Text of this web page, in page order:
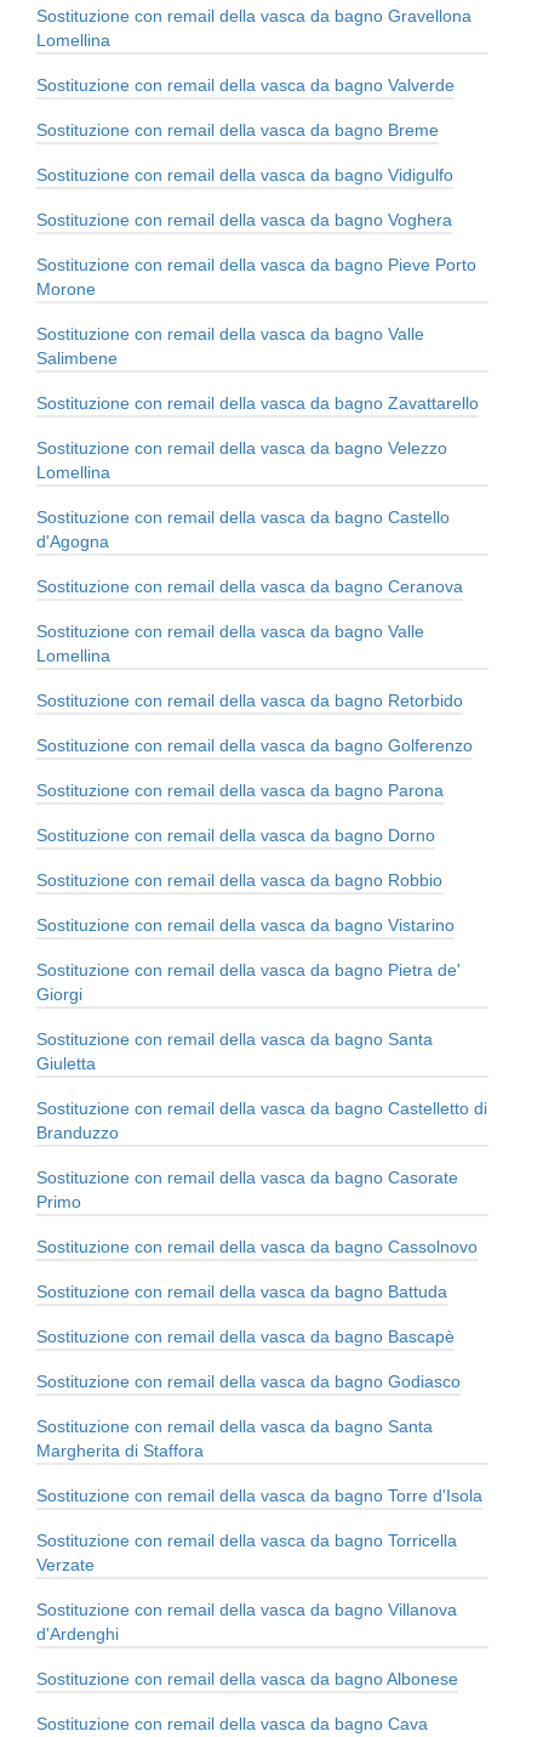
Sostituzione con remail della vasca da bagno Gravellona
Lomellina
Sostituzione con remail della vasca da bagno Valverde
Sostituzione con remail della vasca da bagno Breme
Sostituzione con remail della vasca da bagno Vidigulfo
Sostituzione con remail della vasca da bagno Voghera
Sostituzione con remail della vasca da bagno Pieve Porto
Morone
Sostituzione con remail della vasca da bagno Valle
Salimbene
Sostituzione con remail della vasca da bagno Zavattarello
Sostituzione con remail della vasca da bagno Velezzo
Lomellina
Sostituzione con remail della vasca da bagno Castello
d'Agogna
Sostituzione con remail della vasca da bagno Ceranova
Sostituzione con remail della vasca da bagno Valle
Lomellina
Sostituzione con remail della vasca da bagno Retorbido
Sostituzione con remail della vasca da bagno Golferenzo
Sostituzione con remail della vasca da bagno Parona
Sostituzione con remail della vasca da bagno Dorno
Sostituzione con remail della vasca da bagno Robbio
Sostituzione con remail della vasca da bagno Vistarino
Sostituzione con remail della vasca da bagno Pietra de'
Giorgi
Sostituzione con remail della vasca da bagno Santa
Giuletta
Sostituzione con remail della vasca da bagno Castelletto di
Branduzzo
Sostituzione con remail della vasca da bagno Casorate
Primo
Sostituzione con remail della vasca da bagno Cassolnovo
Sostituzione con remail della vasca da bagno Battuda
Sostituzione con remail della vasca da bagno Bascapè
Sostituzione con remail della vasca da bagno Godiasco
Sostituzione con remail della vasca da bagno Santa
Margherita di Staffora
Sostituzione con remail della vasca da bagno Torre d'Isola
Sostituzione con remail della vasca da bagno Torricella
Verzate
Sostituzione con remail della vasca da bagno Villanova
d'Ardenghi
Sostituzione con remail della vasca da bagno Albonese
Sostituzione con remail della vasca da bagno Cava